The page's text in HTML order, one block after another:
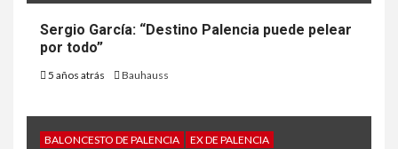
Sergio García: “Destino Palencia puede pelear
por todo”
5 años atrás Bauhauss
BALONCESTO DE PALENCIA
EX DE PALENCIA